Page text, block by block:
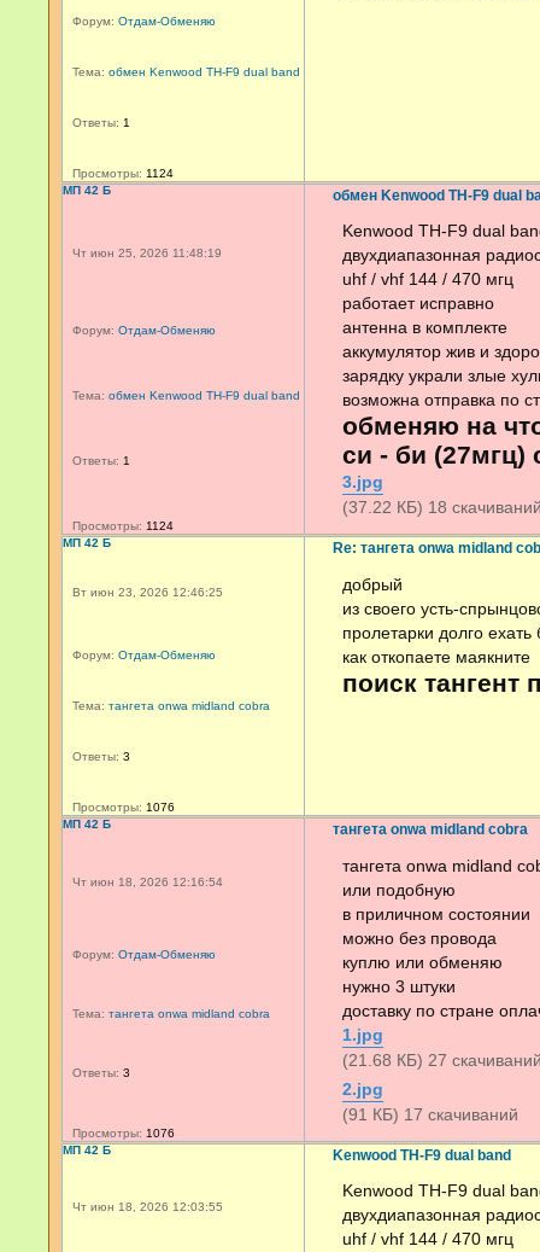
Форум: Отдам-Обменяю
Тема: обмен Kenwood TH-F9 dual band
Ответы: 1
Просмотры: 1124
МП 42 Б
Чт июн 25, 2026 11:48:19
Форум: Отдам-Обменяю
Тема: обмен Kenwood TH-F9 dual band
Ответы: 1
Просмотры: 1124
обмен Kenwood TH-F9 dual
Kenwood TH-F9 dual
двухдиапазонная
uhf / vhf 144 / 470 мгц
работает исправно
антенна в комплекте
аккумулятор жив и
зарядку украли злые
возможна отправка по
обменяю на
си - би (27мгц)
3.jpg
(37.22 КБ) 18 скачиваний
МП 42 Б
Вт июн 23, 2026 12:46:25
Форум: Отдам-Обменяю
Тема: тангета onwa midland cobra
Ответы: 3
Просмотры: 1076
Re: тангета onwa midland
добрый
из своего усть-
пролетарки долго ехать
как откопаете маякните
поиск тангент
МП 42 Б
Чт июн 18, 2026 12:16:54
Форум: Отдам-Обменяю
Тема: тангета onwa midland cobra
Ответы: 3
Просмотры: 1076
тангета onwa midland cobra
тангета onwa midland
или подобную
в приличном состоянии
можно без провода
куплю или обменяю
нужно 3 штуки
доставку по стране
1.jpg
(21.68 КБ) 27 скачиваний
2.jpg
(91 КБ) 17 скачиваний
МП 42 Б
Чт июн 18, 2026 12:03:55
Kenwood TH-F9 dual band
Kenwood TH-F9 dual
двухдиапазонная
uhf / vhf 144 / 470 мгц